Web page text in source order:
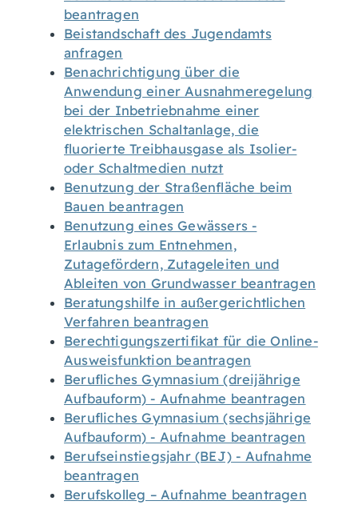
beantragen
Beistandschaft des Jugendamts
anfragen
Benachrichtigung über die
Anwendung einer Ausnahmeregelung
bei der Inbetriebnahme einer
elektrischen Schaltanlage, die
fluorierte Treibhausgase als Isolier-
oder Schaltmedien nutzt
Benutzung der Straßenfläche beim
Bauen beantragen
Benutzung eines Gewässers -
Erlaubnis zum Entnehmen,
Zutagefördern, Zutageleiten und
Ableiten von Grundwasser beantragen
Beratungshilfe in außergerichtlichen
Verfahren beantragen
Berechtigungszertifikat für die Online-
Ausweisfunktion beantragen
Berufliches Gymnasium (dreijährige
Aufbauform) - Aufnahme beantragen
Berufliches Gymnasium (sechsjährige
Aufbauform) - Aufnahme beantragen
Berufseinstiegsjahr (BEJ) - Aufnahme
beantragen
Berufskolleg – Aufnahme beantragen